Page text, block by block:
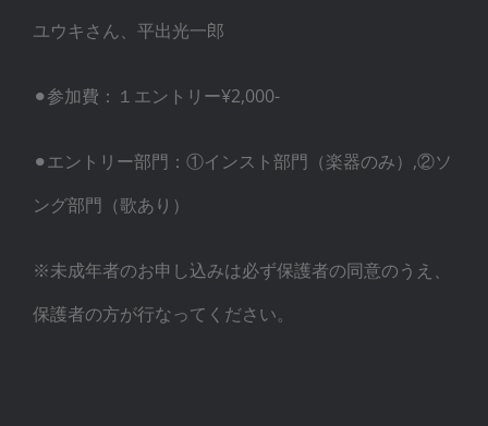
ユウキさん、平出光一郎
⚫︎参加費：１エントリー¥2,000-
⚫︎エントリー部門：①インスト部門（楽器のみ）,②ソ
ング部門（歌あり）
※未成年者のお申し込みは必ず保護者の同意のうえ、
保護者の方が行なってください。